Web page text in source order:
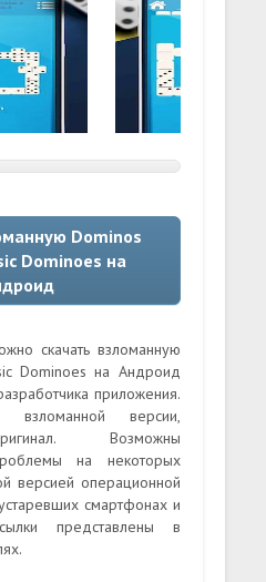
Dominos
Dominoes на
скачать взломанную
Dominoes на Андроид
приложения.
взломанной версии,
Возможны
на некоторых
версией операционной
смартфонах и
представлены в